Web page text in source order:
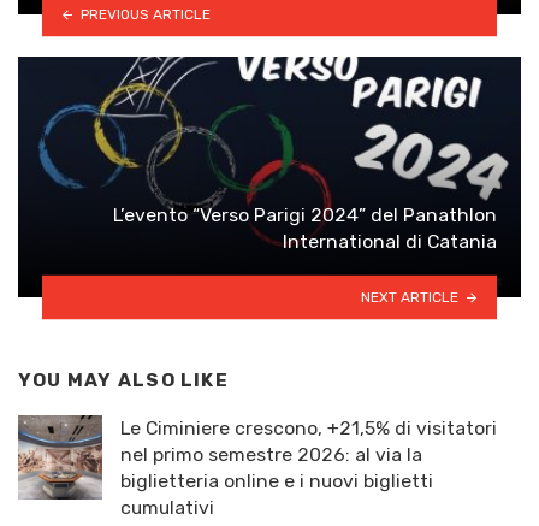
PREVIOUS ARTICLE
L’evento “Verso Parigi 2024” del Panathlon
International di Catania
NEXT ARTICLE
YOU MAY ALSO LIKE
Le Ciminiere crescono, +21,5% di visitatori
nel primo semestre 2026: al via la
biglietteria online e i nuovi biglietti
cumulativi